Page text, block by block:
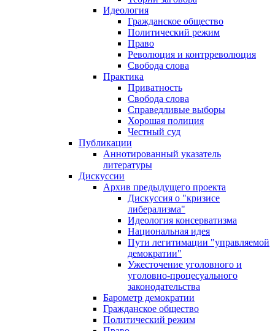
Идеология
Гражданское общество
Политический режим
Право
Революция и контрреволюция
Свобода слова
Практика
Приватность
Свобода слова
Справедливые выборы
Хорошая полиция
Честный суд
Публикации
Аннотированный указатель
литературы
Дискуссии
Архив предыдущего проекта
Дискуссия о "кризисе
либерализма"
Идеология консерватизма
Национальная идея
Пути легитимации "управляемой
демократии"
Ужесточение уголовного и
уголовно-процесуального
законодательства
Барометр демократии
Гражданское общество
Политический режим